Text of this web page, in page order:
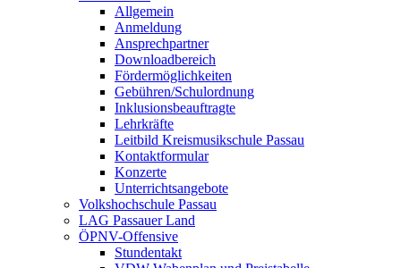
Allgemein
Anmeldung
Ansprechpartner
Downloadbereich
Fördermöglichkeiten
Gebühren/Schulordnung
Inklusionsbeauftragte
Lehrkräfte
Leitbild Kreismusikschule Passau
Kontaktformular
Konzerte
Unterrichtsangebote
Volkshochschule Passau
LAG Passauer Land
ÖPNV-Offensive
Stundentakt